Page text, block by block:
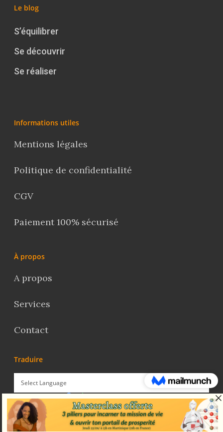
Le blog
S’équilibrer
Se découvrir
Se réaliser
Informations utiles
Mentions légales
Politique de confidentialité
CGV
Paiement 100% sécurisé
À propos
A propos
Services
Contact
Traduire
Powered by Translate